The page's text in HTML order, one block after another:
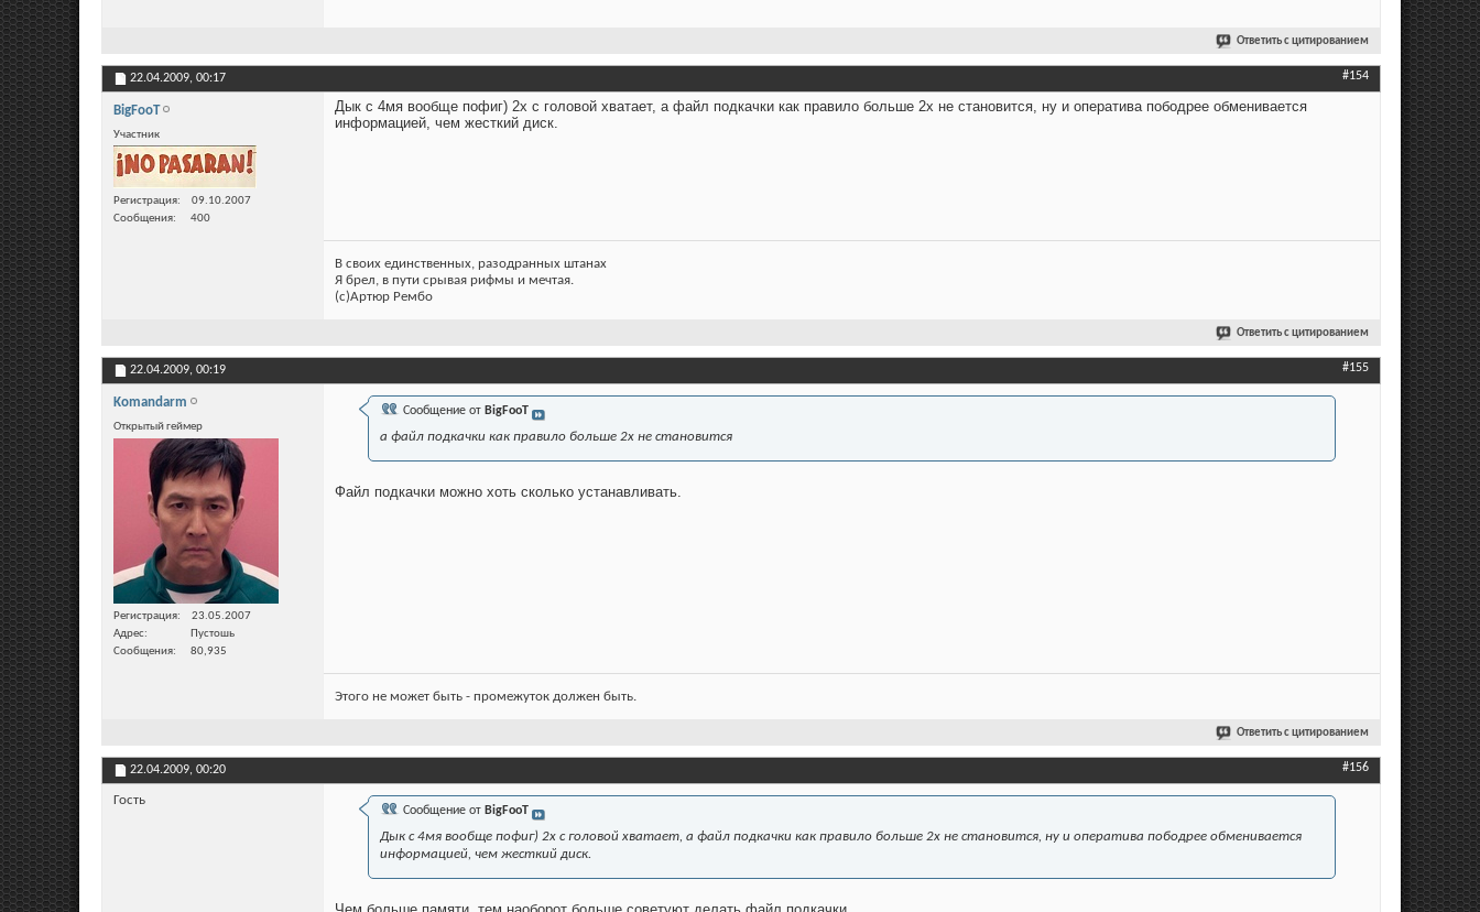
Ответить с цитированием
22.04.2009, 00:17 #154
BigFooT
Участник
Регистрация
09.10.2007
Сообщения
400
Дык с 4мя вообще пофиг) 2х с головой хватает, а файл подкачки как правило больше 2х не становится, ну и оператива пободрее обменивается
информацией, чем жесткий диск.
В своих единственных, разодранных штанах
Я брел, в пути срывая рифмы и мечтая.
(c)Артюр Рембо
Ответить с цитированием
22.04.2009, 00:19 #155
Komandarm
Открытый геймер
Регистрация
23.05.2007
Адрес
Пустошь
Сообщения
80,935
Сообщение от BigFooT
а файл подкачки как правило больше 2х не становится
Файл подкачки можно хоть сколько устанавливать.
Этого не может быть - промежуток должен быть.
Ответить с цитированием
22.04.2009, 00:20 #156
Гость
Сообщение от BigFooT
Дык с 4мя вообще пофиг) 2х с головой хватает, а файл подкачки как правило больше 2х не становится, ну и оператива пободрее обменивается
информацией, чем жесткий диск.